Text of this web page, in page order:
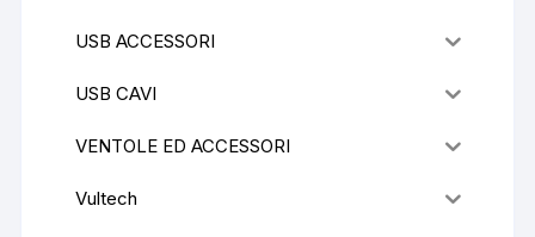
USB ACCESSORI
USB CAVI
VENTOLE ED ACCESSORI
Vultech